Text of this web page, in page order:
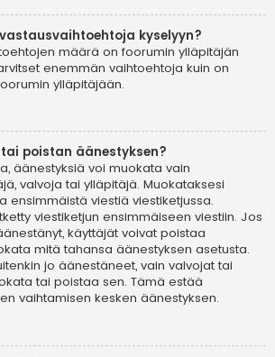
kyselyyn?
määrä on foorumin ylläpitäjän
enemmän vaihtoehtoja kuin on
ylläpitäjään.
poistan äänestyksen?
äänestyksiä voi muokata vain
valvoja tai ylläpitäjä. Muokataksesi
ensimmäistä viestiä viestiketjussa.
viestiketjun ensimmäiseen viestiin. Jos
käyttäjät voivat poistaa
mitä tahansa äänestyksen asetusta.
jo äänestäneet, vain valvojat tai
tai poistaa sen. Tämä estää
vaihtamisen kesken äänestyksen.